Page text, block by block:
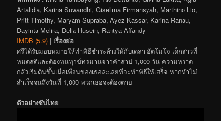
Artalidia, Karina Suwandhi, Gisellma Firmansyah, Marthino Lio,
Pritt Timothy, Maryam Supraba, Ayez Kassar, Karina Ranau,
Dayinta Melira, Delia Husein, Rantya Affandy
IMDB (5.9) | เรื่องย่อ
ศรีได้รับมอบหมายให้ทำพิธีชำระล้างให้กับเดลา อัตโมโจ เด็กสาวที่
หมดสติและต้องทนทุกข์ทรมานจากคำสาป 1,000 วัน ความหวาด
กลัวเริ่มต้นขึ้นเมื่อเพื่อนของเธอละเลยที่จะทำพิธีให้เสร็จ หากทำไม่
สำเร็จจนถึงวันที่ 1,000 พวกเธอจะต้องตาย
ตัวอย่างซับไทย